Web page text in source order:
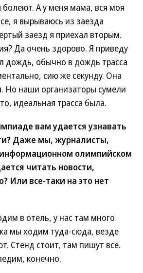
болеют. А у меня мама, вся моя
я вырываюсь из заезда
заезд я приехал вторым.
Да очень здорово. Я приведу
дождь, обычно в дождь трасса
сию же секунду. Она
Но наши организаторы сумели
идеальная трасса была.
вам удается узнавать
Даже мы, журналисты,
олимпийском
читать новости,
Или все-таки на это нет
в отель, у нас там много
мы ходим туда-сюда, везде
Стенд стоит, там пишут все.
конечно.